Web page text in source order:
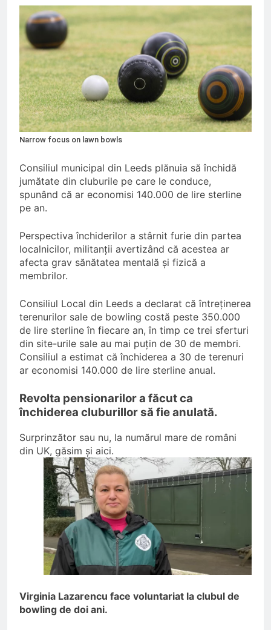
continuă să muncească;
Pensii diminuate cu 85% pentru
aceste categorii de pensionari
6 Luni Ago
Romania din nou la
EUROVISION
9 Luni Ago
Manole: Costuri prea mari cu
plata pensiilor prin poștă;
Sfințirea Catedralei Mântuirii
Neamului Românesc, cea mai
mare biserică ortodoxă din lume
9 Luni Ago
Narrow focus on lawn bowls
Consiliul municipal din Leeds plănuia să închidă
jumătate din cluburile pe care le conduce,
spunând că ar economisi 140.000 de lire sterline
pe an.
Perspectiva închiderilor a stârnit furie din partea
localnicilor, militanții avertizând că acestea ar
afecta grav sănătatea mentală și fizică a
membrilor.
Consiliul Local din Leeds a declarat că întreținerea
terenurilor sale de bowling costă peste 350.000
de lire sterline în fiecare an, în timp ce trei sferturi
din site-urile sale au mai puțin de 30 de membri.
Consiliul a estimat că închiderea a 30 de terenuri
ar economisi 140.000 de lire sterline anual.
Revolta pensionarilor a făcut ca
închiderea cluburillor să fie anulată.
Surprinzător sau nu, la numărul mare de români
din UK, găsim și aici.
Virginia Lazarencu face voluntariat la clubul de
bowling de doi ani.